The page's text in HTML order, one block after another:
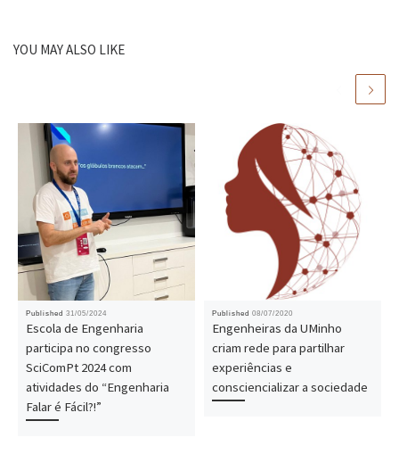
YOU MAY ALSO LIKE
Published 31/05/2024
Escola de Engenharia
participa no congresso
SciComPt 2024 com
atividades do “Engenharia
Falar é Fácil?!”
Published 08/07/2020
Engenheiras da UMinho
criam rede para partilhar
experiências e
consciencializar a sociedade